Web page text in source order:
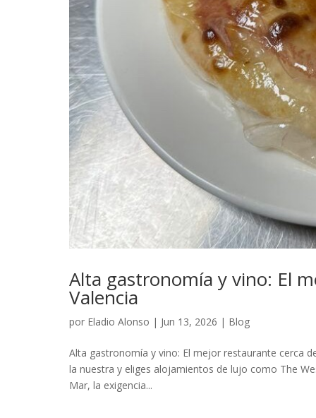
Alta gastronomía y vino: El
Valencia
por Eladio Alonso | Jun 13, 2026 | Blog
Alta gastronomía y vino: El mejor restaurante cerca
la nuestra y eliges alojamientos de lujo como The
Mar, la exigencia...